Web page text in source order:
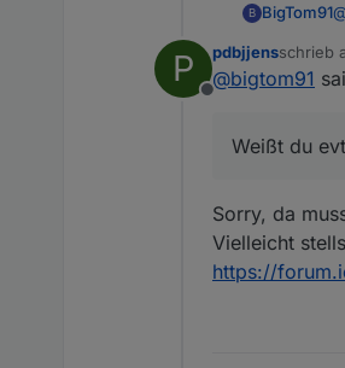
B BigTom91
P
Offline
pdbjjensschrieb
zuletzt
@bigtom91
Weißt du
Sorry, da
Vielleicht
https://